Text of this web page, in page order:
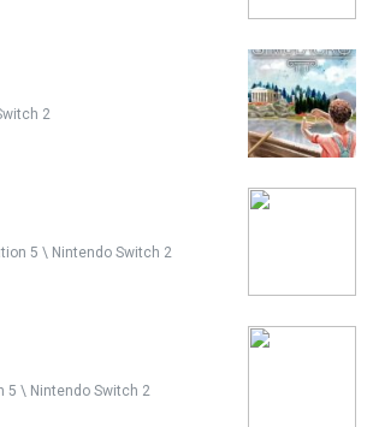
2
5 \ Nintendo Switch 2
5 \ Nintendo Switch 2